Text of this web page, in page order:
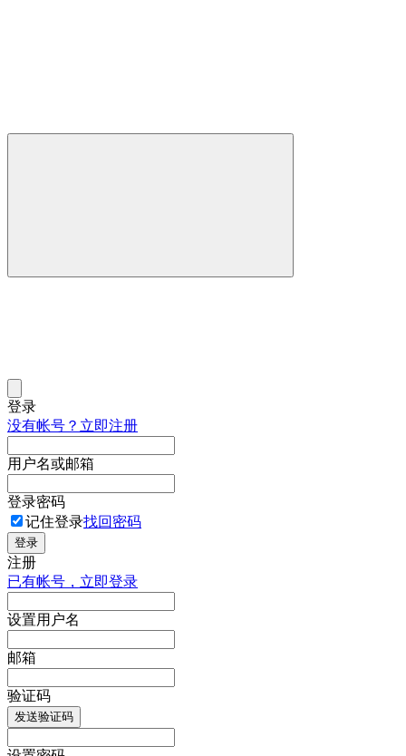
登录
没有帐号？立即注册
用户名或邮箱
登录密码
记住登录找回密码
登录
注册
已有帐号，立即登录
设置用户名
邮箱
验证码
发送验证码